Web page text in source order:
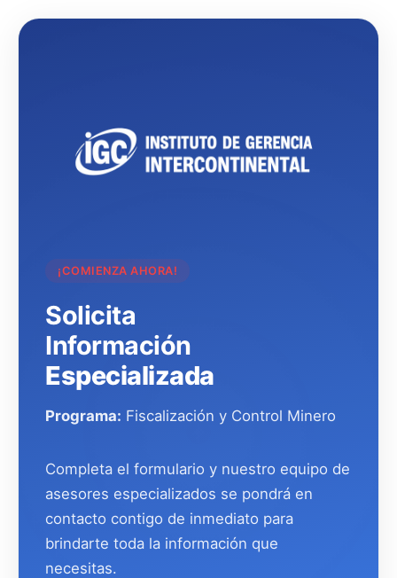
¡COMIENZA AHORA!
Solicita
Información
Especializada
Programa: Fiscalización y Control Minero
Completa el formulario y nuestro equipo de
asesores especializados se pondrá en
contacto contigo de inmediato para
brindarte toda la información que
necesitas.